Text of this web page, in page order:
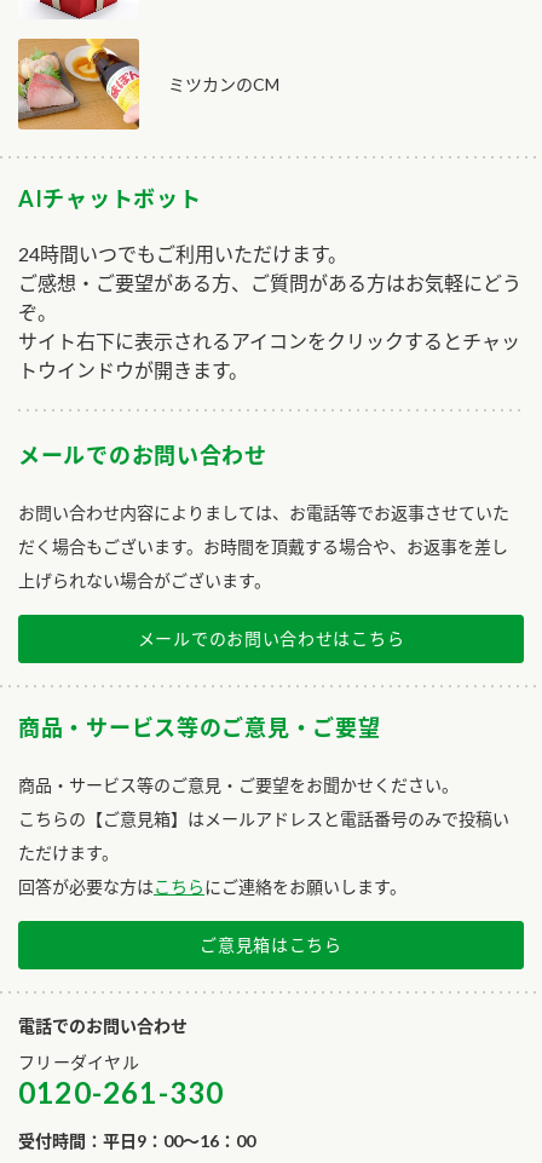
ミツカンのCM
AIチャットボット
24時間いつでもご利用いただけます。
ご感想・ご要望がある方、ご質問がある方はお気軽にどう
ぞ。
サイト右下に表示されるアイコンをクリックするとチャッ
トウインドウが開きます。
メールでのお問い合わせ
お問い合わせ内容によりましては、お電話等でお返事させていた
だく場合もございます。お時間を頂戴する場合や、お返事を差し
上げられない場合がございます。
メールでのお問い合わせはこちら
商品・サービス等のご意見・ご要望
商品・サービス等のご意見・ご要望をお聞かせください。
こちらの【ご意見箱】はメールアドレスと電話番号のみで投稿い
ただけます。
回答が必要な方はこちらにご連絡をお願いします。
ご意見箱はこちら
電話でのお問い合わせ
フリーダイヤル
0120-261-330
受付時間：平日9：00～16：00